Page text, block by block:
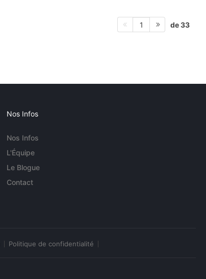
1 de 33
Nos Infos
Nos Infos
L'Équipe
Le Blogue
Contact
Politique de confidentialité